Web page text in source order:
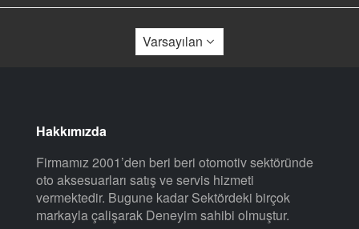
Hakkımızda
Firmamız 2001’den beri beri otomotiv sektöründe
oto aksesuarları satış ve servis hizmeti
vermektedir. Bugune kadar Sektördeki birçok
markayla çalişarak Deneyim sahibi olmuştur.